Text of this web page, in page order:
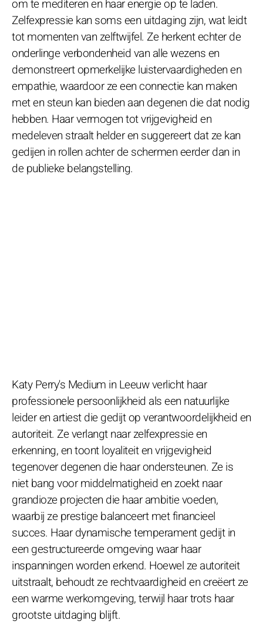
om te mediteren en haar energie op te laden.
Zelfexpressie kan soms een uitdaging zijn, wat leidt
tot momenten van zelftwijfel. Ze herkent echter de
onderlinge verbondenheid van alle wezens en
demonstreert opmerkelijke luistervaardigheden en
empathie, waardoor ze een connectie kan maken
met en steun kan bieden aan degenen die dat nodig
hebben. Haar vermogen tot vrijgevigheid en
medeleven straalt helder en suggereert dat ze kan
gedijen in rollen achter de schermen eerder dan in
de publieke belangstelling.
Katy Perry's Medium in Leeuw verlicht haar
professionele persoonlijkheid als een natuurlijke
leider en artiest die gedijt op verantwoordelijkheid en
autoriteit. Ze verlangt naar zelfexpressie en
erkenning, en toont loyaliteit en vrijgevigheid
tegenover degenen die haar ondersteunen. Ze is
niet bang voor middelmatigheid en zoekt naar
grandioze projecten die haar ambitie voeden,
waarbij ze prestige balanceert met financieel
succes. Haar dynamische temperament gedijt in
een gestructureerde omgeving waar haar
inspanningen worden erkend. Hoewel ze autoriteit
uitstraalt, behoudt ze rechtvaardigheid en creëert ze
een warme werkomgeving, terwijl haar trots haar
grootste uitdaging blijft.